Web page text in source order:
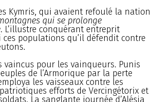
Kymris, qui avaient refoulé la nation
qui se prolonge
. L’illustre conquérant entreprit
populations qu’il défendit contre
pour les vainqueurs. Punis
de l’Armorique par la perte
les vaisseaux contre les
efforts de Vercingétorix et
La sanglante journée d’Alésia